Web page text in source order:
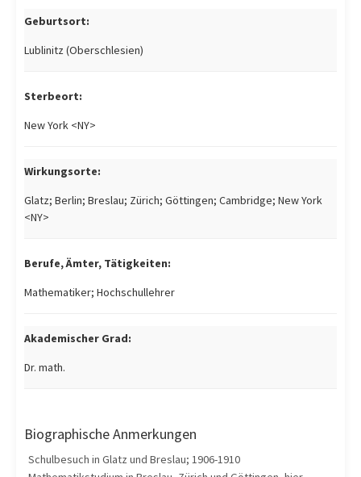
Geburtsort:
Lublinitz (Oberschlesien)
Sterbeort:
New York <NY>
Wirkungsorte:
Glatz; Berlin; Breslau; Zürich; Göttingen; Cambridge; New York
<NY>
Berufe, Ämter, Tätigkeiten:
Mathematiker; Hochschullehrer
Akademischer Grad:
Dr. math.
Biographische Anmerkungen
Schulbesuch in Glatz und Breslau; 1906-1910